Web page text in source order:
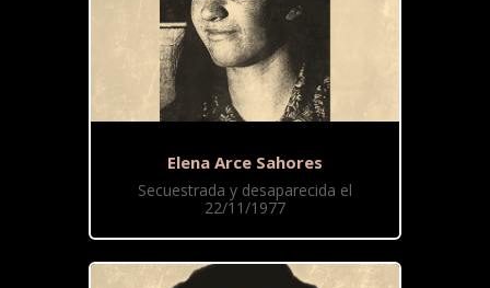
Elena Arce Sahores
Secuestrada y desaparecida el
22/11/1977